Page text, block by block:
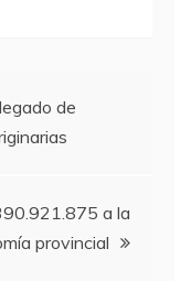
de
a la
provincial